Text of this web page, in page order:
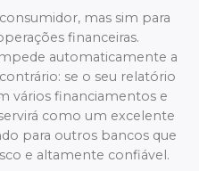
mas sim para
financeiras.
automaticamente a
se o seu relatório
vários financiamentos e
como um excelente
para outros bancos que
e altamente confiável.